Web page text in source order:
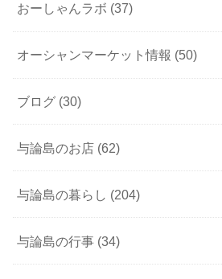
おーしゃんラボ (37)
オーシャンマーケット情報 (50)
ブログ (30)
与論島のお店 (62)
与論島の暮らし (204)
与論島の行事 (34)